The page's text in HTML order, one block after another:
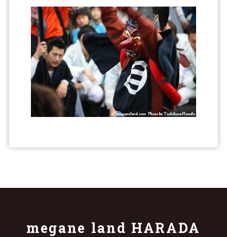
megane land HARADA